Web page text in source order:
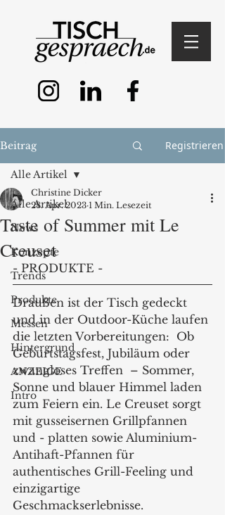
Beitrag Registrieren
Alle Artikel
News
Konzepte
Trends
Produkte
Messen
Hintergrund
ANZEIGE
Intro
Alle Artikel
Taste of Summer mit Le
Creuset
Christine Dicker
28. Apr. 2023 1 Min. Lesezeit
- PRODUKTE -
Draußen ist der Tisch gedeckt
und in der Outdoor-Küche laufen
die letzten Vorbereitungen:  Ob
Geburtstagsfest, Jubiläum oder
zwangloses Treffen  – Sommer,
Sonne und blauer Himmel laden
zum Feiern ein. Le Creuset sorgt
mit gusseisernen Grillpfannen
und - platten sowie Aluminium-
Antihaft-Pfannen für
authentisches Grill-Feeling und
einzigartige
Geschmackserlebnisse.